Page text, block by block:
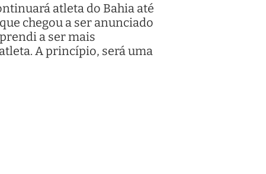
atleta do Bahia até
chegou a ser anunciado
a ser mais
A princípio, será uma